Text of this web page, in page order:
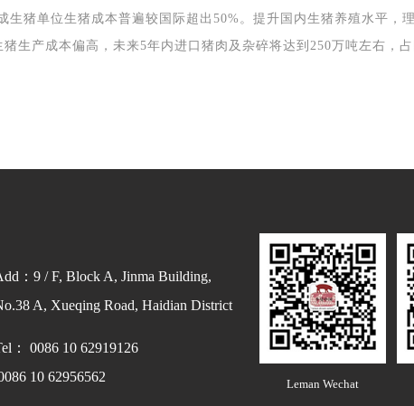
生猪单位生猪成本普遍较国际超出 50% 。提升国内生猪养殖水平，
生产成本偏高，未来 5年内进口猪肉及杂碎将达到 250万吨左右，
：9 / F, Block A, Jinma Building,
A, Xueqing Road, Haidian District
： 0086 10 62919126
10 62956562
Leman Wechat